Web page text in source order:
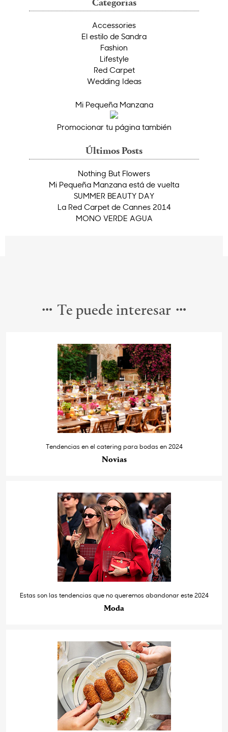
Categorías
Accessories
El estilo de Sandra
Fashion
Lifestyle
Red Carpet
Wedding Ideas
Mi Pequeña Manzana
Promocionar tu página también
Últimos Posts
Nothing But Flowers
Mi Pequeña Manzana está de vuelta
SUMMER BEAUTY DAY
La Red Carpet de Cannes 2014
MONO VERDE AGUA
Te puede interesar
Tendencias en el catering para bodas en 2024
Novias
Estas son las tendencias que no queremos abandonar este 2024
Moda